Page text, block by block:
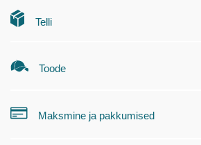
Telli
Toode
Maksmine ja pakkumised